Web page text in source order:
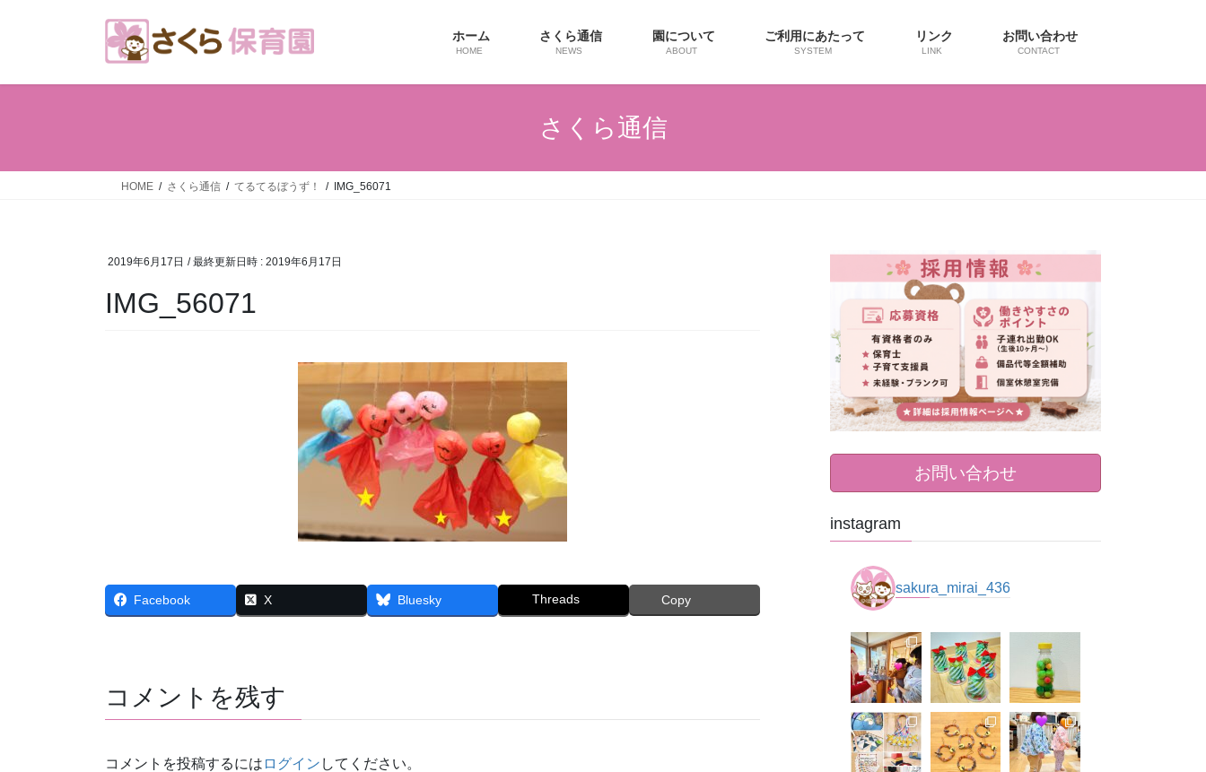
ホーム
HOME
さくら通信
NEWS
園について
ABOUT
ご利用にあたって
SYSTEM
リンク
LINK
お問い合わせ
CONTACT
さくら通信
HOME さくら通信 てるてるぼうず！ IMG_56071
2019年6月17日 / 最終更新日時 : 2019年6月17日
IMG_56071
Facebook X Bluesky Threads Copy
コメントを残す
コメントを投稿するには ログイン してください。
お問い合わせ
instagram
sakura_mirai_436